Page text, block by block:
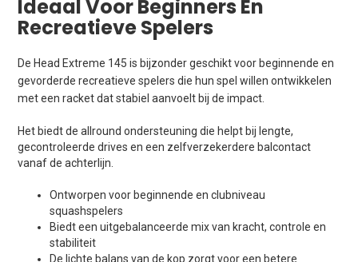
Ideaal Voor Beginners En
Recreatieve Spelers
De Head Extreme 145 is bijzonder geschikt voor beginnende en
gevorderde recreatieve spelers die hun spel willen ontwikkelen
met een racket dat stabiel aanvoelt bij de impact.
Het biedt de allround ondersteuning die helpt bij lengte,
gecontroleerde drives en een zelfverzekerdere balcontact
vanaf de achterlijn.
Ontworpen voor beginnende en clubniveau
squashspelers
Biedt een uitgebalanceerde mix van kracht, controle en
stabiliteit
De lichte balans van de kop zorgt voor een betere